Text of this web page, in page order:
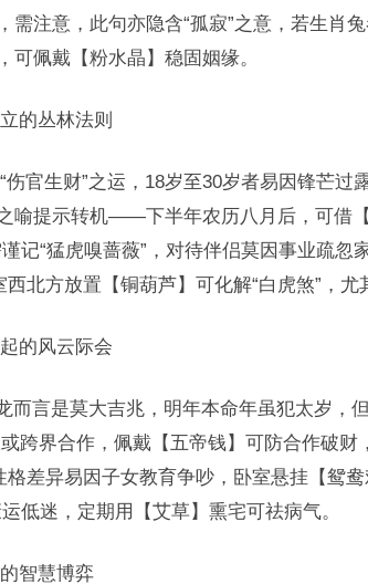
需注意，此句亦隐含“孤寂”之意，若生肖
可佩戴【粉水晶】稳固姻缘。
的丛林法则
伤官生财”之运，18岁至30岁者易因锋芒过
喻提示转机——下半年农历八月后，可借
记“猛虎嗅蔷薇”，对待伴侣莫因事业疏忽
西北方放置【铜葫芦】可化解“白虎煞”，尤
的风云际会
而言是莫大吉兆，明年本命年虽犯太岁，
跨界合作，佩戴【五帝钱】可防合作破财
格差异易因子女教育争吵，卧室悬挂【鸳
低迷，定期用【艾草】熏宅可祛病气。
智慧博弈